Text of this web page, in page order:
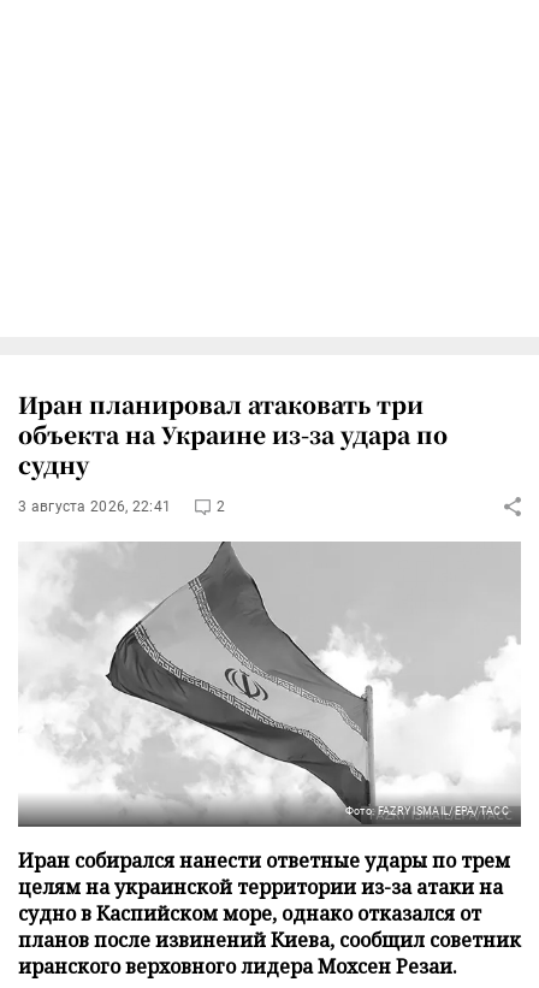
Иран планировал атаковать три
объекта на Украине из-за удара по
судну
3 августа 2026, 22:41 2
Фото: FAZRY ISMAIL/EPA/ТАСС
Иран собирался нанести ответные удары по трем
целям на украинской территории из-за атаки на
судно в Каспийском море, однако отказался от
планов после извинений Киева, сообщил советник
иранского верховного лидера Мохсен Резаи.